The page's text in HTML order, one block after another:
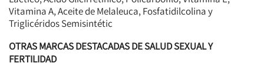
Vitamina A, Aceite de Melaleuca, Fosfatidilcolina y
Triglicéridos Semisintétic
OTRAS MARCAS DESTACADAS DE SALUD SEXUAL Y
FERTILIDAD